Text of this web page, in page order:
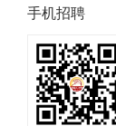
手机招聘